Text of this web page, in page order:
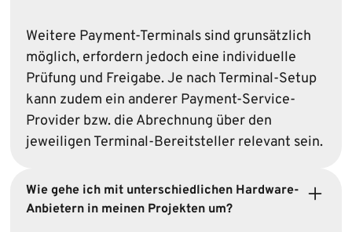
Weitere Payment-Terminals sind grunsätzlich
möglich, erfordern jedoch eine individuelle
Prüfung und Freigabe. Je nach Terminal-Setup
kann zudem ein anderer Payment-Service-
Provider bzw. die Abrechnung über den
jeweiligen Terminal-Bereitsteller relevant sein.
Wie gehe ich mit unterschiedlichen Hardware-
Anbietern in meinen Projekten um?